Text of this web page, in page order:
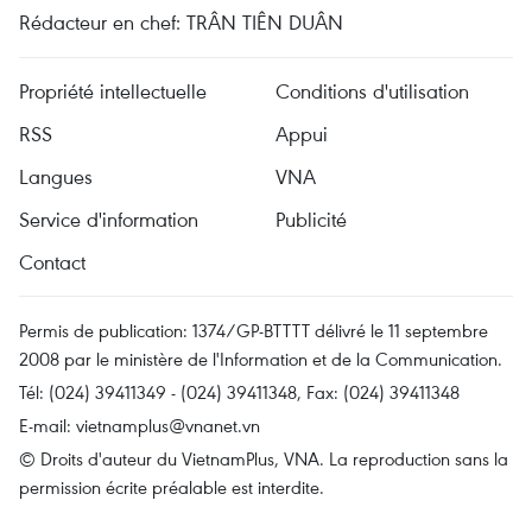
Rédacteur en chef: TRÂN TIÊN DUÂN
Propriété intellectuelle
Conditions d'utilisation
RSS
Appui
Langues
VNA
Service d'information
Publicité
Contact
Permis de publication: 1374/GP-BTTTT délivré le 11 septembre
2008 par le ministère de l'Information et de la Communication.
Tél: (024) 39411349 - (024) 39411348, Fax: (024) 39411348
E-mail: vietnamplus@vnanet.vn
© Droits d'auteur du VietnamPlus, VNA. La reproduction sans la
permission écrite préalable est interdite.